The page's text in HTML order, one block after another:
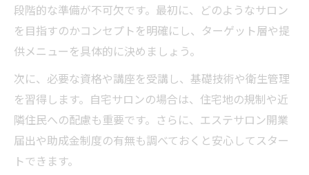
段階的な準備が不可欠です。最初に、どのようなサロン
を目指すのかコンセプトを明確にし、ターゲット層や提
供メニューを具体的に決めましょう。
次に、必要な資格や講座を受講し、基礎技術や衛生管理
を習得します。自宅サロンの場合は、住宅地の規制や近
隣住民への配慮も重要です。さらに、エステサロン開業
届出や助成金制度の有無も調べておくと安心してスター
トできます。